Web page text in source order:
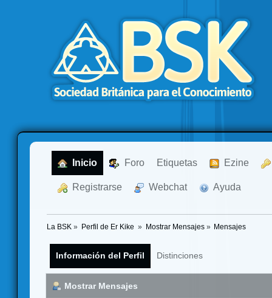
Inicio Foro Etiquetas Ezine
Registrarse Webchat Ayuda
La BSK » Perfil de Er Kike » Mostrar Mensajes» Mensajes
Información del Perfil Distinciones
Mostrar Mensajes